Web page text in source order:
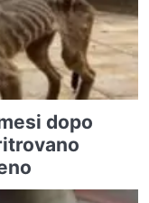
dopo